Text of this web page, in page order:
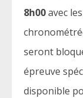
8h00avec
seront
épreuve
disponible